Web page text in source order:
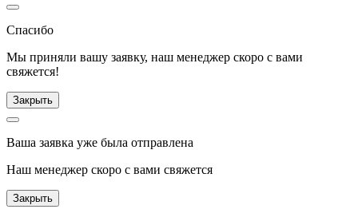
Спасибо
Мы приняли вашу заявку, наш менеджер скоро с вами
свяжется!
Закрыть
Ваша заявка уже была отправлена
Наш менеджер скоро с вами свяжется
Закрыть